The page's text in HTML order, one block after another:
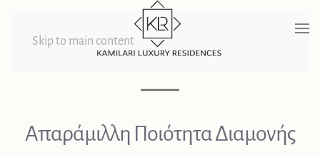
Skip to main content
Απαράμιλλη Ποιότητα Διαμονής